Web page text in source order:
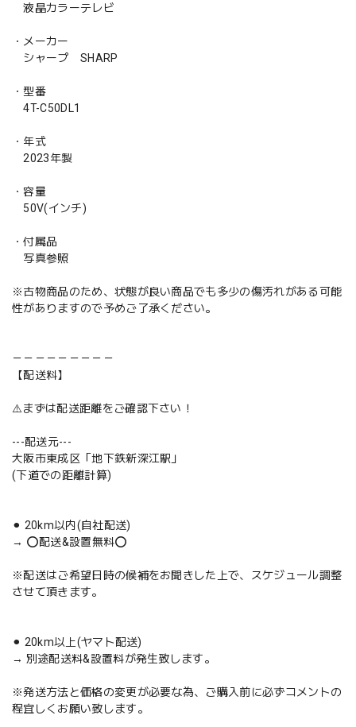
液晶カラーテレビ
・メーカー
シャープ SHARP
・型番
4T-C50DL1
・年式
2023年製
・容量
50V(インチ)
・付属品
写真参照
※古物商品のため、状態が良い商品でも多少の傷汚れがある可能
性がありますので予めご了承ください。
－－－－－－－－－
【配送料】
⚠️まずは配送距離をご確認下さい！
---配送元---
大阪市東成区「地下鉄新深江駅」
(下道での距離計算)
⚫︎ 20km以内(自社配送)
→ ⭕️配送&設置無料⭕️
※配送はご希望日時の候補をお聞きした上で、スケジュール調整
させて頂きます。
⚫︎ 20km以上(ヤマト配送)
→ 別途配送料&設置料が発生致します。
※発送方法と価格の変更が必要な為、ご購入前に必ずコメントの
程宜しくお願い致します。